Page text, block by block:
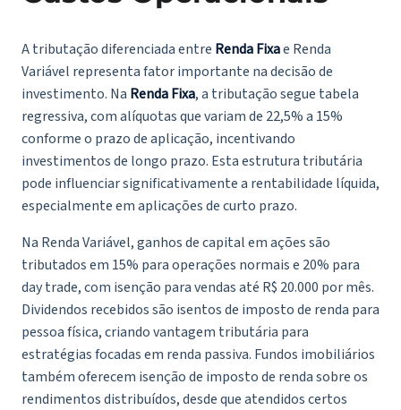
A tributação diferenciada entre Renda Fixae Renda
Variável representa fator importante na decisão de
investimento. Na Renda Fixa, a tributação segue tabela
regressiva, com alíquotas que variam de 22,5% a 15%
conforme o prazo de aplicação, incentivando
investimentos de longo prazo. Esta estrutura tributária
pode influenciar significativamente a rentabilidade líquida,
especialmente em aplicações de curto prazo.
Na Renda Variável, ganhos de capital em ações são
tributados em 15% para operações normais e 20% para
day trade, com isenção para vendas até R$ 20.000 por mês.
Dividendos recebidos são isentos de imposto de renda para
pessoa física, criando vantagem tributária para
estratégias focadas em renda passiva. Fundos imobiliários
também oferecem isenção de imposto de renda sobre os
rendimentos distribuídos, desde que atendidos certos